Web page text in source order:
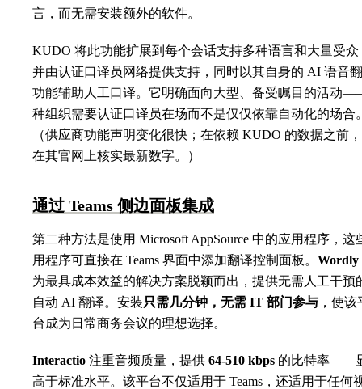
言，而无需安装额外的软件。
KUDO 将此功能扩展到每个会话支持多种语言和大量受众
并由认证口译员网络提供支持，同时以其自身的 AI 语音
功能辅助人工口译。它明确面向大型、备受瞩目的活动
种组织需要认证口译员在场而不是仅仅依靠自动化的场合
（供应商功能声明变化很快；在依赖 KUDO 的数据之前
在其官网上核实最新数字。）
通过 Teams 侧边面板集成
第二种方法是使用 Microsoft AppSource 中的应用程序，这
用程序可直接在 Teams 界面中添加翻译控制面板。 Wordly
为最具成本效益的解决方案脱颖而出，提供无需人工干预
自动 AI 翻译。安装只需几分钟，无需 IT 部门参与 ，使该
台成为日常商务会议的理想选择。
Interactio 注重音频质量，提供 64-510 kbps 的比特率——
高于标准水平。该平台不仅适用于 Teams，还适用于任何